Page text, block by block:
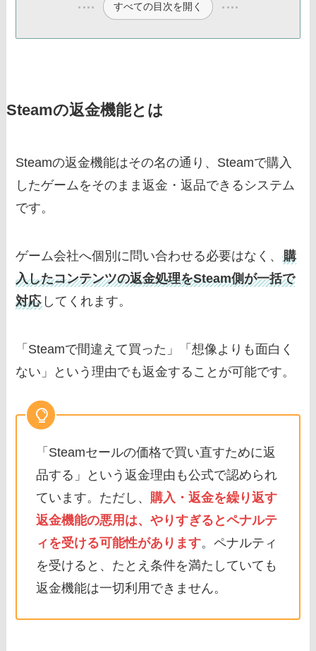
すべての目次を開く
Steamの返金機能とは
Steamの返金機能はその名の通り、Steamで購入
したゲームをそのまま返金・返品できるシステム
です。
ゲーム会社へ個別に問い合わせる必要はなく、購
入したコンテンツの返金処理をSteam側が一括で
対応 してくれます。
「Steamで間違えて買った」「想像よりも面白く
ない」という理由でも返金することが可能です。
「Steamセールの価格で買い直すために返
品する」という返金理由も公式で認められ
ています。ただし、 購入・返金を繰り返す
返金機能の悪用は、やりすぎるとペナルテ
ィを受ける可能性があります。ペナルティ
を受けると、たとえ条件を満たしていても
返金機能は一切利用できません。